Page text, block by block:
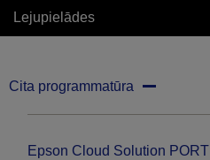
Lejupielādes
Cita programmatūra
Epson Cloud Solution PORT